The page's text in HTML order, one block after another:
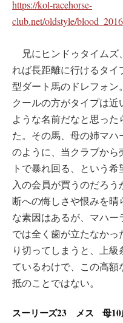
https://kol-racehorse-
club.net/oldstyle/
兄にヒンドゥタイムズ
れば長距離に行けるタ
型ダート馬のドレフォ
クールの方がタイプは
ような名前だなと思っ
た。その馬、母の姉マ
のように、当クラブか
トで暴れ回る、という
入の会員が買うのだろ
断への悔しさや恨みを晴
な素因はあるが、マハ
では全く歯が立たなか
り切ってしまうと、上
ているわけで、この高
抵のことではない。
スーリーズ23 メス 母